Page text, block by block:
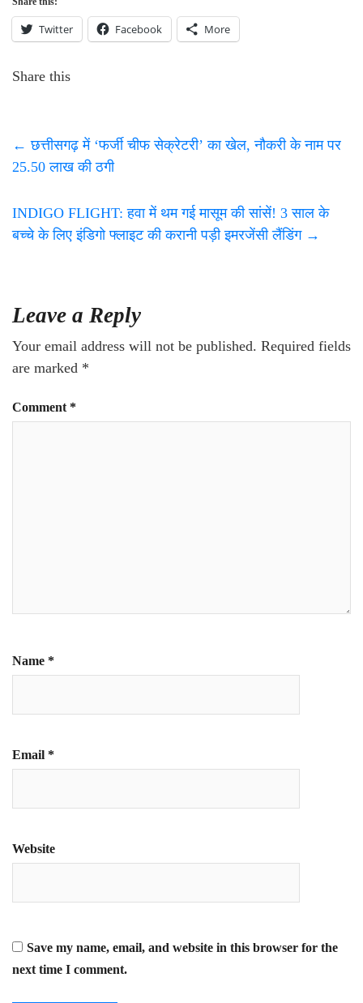
Twitter Facebook More
Share this
← छत्तीसगढ़ में ‘फर्जी चीफ सेक्रेटरी’ का खेल, नौकरी के नाम पर
25.50 लाख की ठगी
INDIGO FLIGHT: हवा में थम गई मासूम की सांसें! 3 साल के
बच्चे के लिए इंडिगो फ्लाइट की करानी पड़ी इमरजेंसी लैंडिंग →
Leave a Reply
Your email address will not be published. Required fields
are marked *
Comment *
Name *
Email *
Website
Save my name, email, and website in this browser for the
next time I comment.